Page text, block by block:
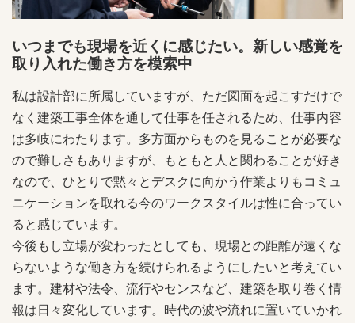
いつまでも現場を近くに感じたい。新しい感覚を
取り入れた働き方を模索中
私は設計部に所属していますが、ただ図面を起こすだけで
なく建築工事全体を通して仕事を任されるため、仕事内容
は多岐にわたります。多方面からものを見ることが必要な
ので難しさもありますが、もともと人と関わることが好き
なので、ひとりで黙々とデスクに向かう作業よりもコミュ
ニケーションを取れる今のワークスタイルは性に合ってい
ると感じています。
今後もし立場が変わったとしても、現場との距離が遠くな
らないような働き方を続けられるようにしたいと考えてい
ます。建材や法令、流行やセンスなど、建築を取り巻く情
報は日々変化しています。時代の波や流れに置いていかれ